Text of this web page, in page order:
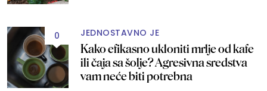
0 JEDNOSTAVNO JE
Kako efikasno ukloniti mrlje od kafe
ili čaja sa šolje? Agresivna sredstva
vam neće biti potrebna